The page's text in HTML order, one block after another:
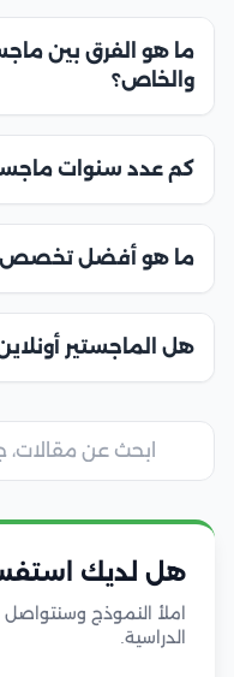
ما هو الفرق بين
والخاص؟
كم عدد سنوات
ما هو أفضل تخصص
هل الماجستير
هل لديك
املأ النموذج
الدراسية.